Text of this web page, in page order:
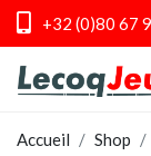
+32 (0)80 67
Accueil Shop